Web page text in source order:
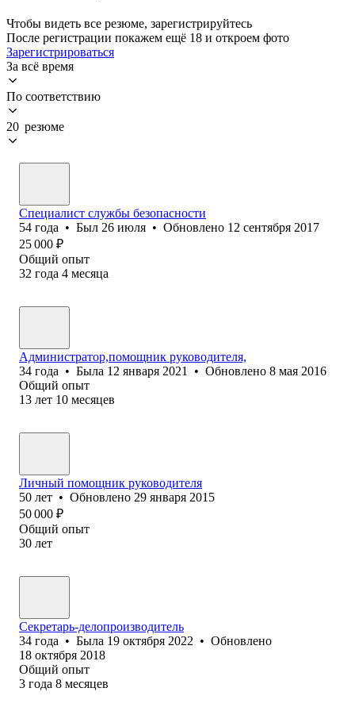
Чтобы видеть все резюме, зарегистрируйтесь
После регистрации покажем ещё 18 и откроем фото
Зарегистрироваться
За всё время
По соответствию
20 резюме
Специалист службы безопасности
54 года • Был 26 июля • Обновлено 12 сентября 2017
25 000 ₽
Общий опыт
32 года 4 месяца
Администратор,помощник руководителя,
34 года • Была 12 января 2021 • Обновлено 8 мая 2016
Общий опыт
13 лет 10 месяцев
Личный помощник руководителя
50 лет • Обновлено 29 января 2015
50 000 ₽
Общий опыт
30 лет
Секретарь-делопроизводитель
34 года • Была 19 октября 2022 • Обновлено
18 октября 2018
Общий опыт
3 года 8 месяцев